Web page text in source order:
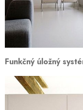
Funkčný úložný